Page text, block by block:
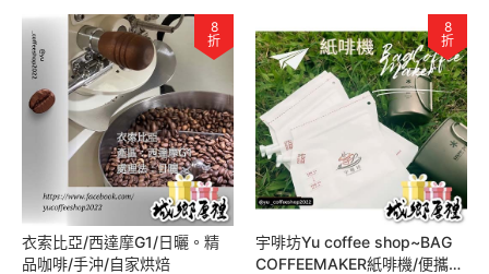
8
折
衣索比亞/西達摩G1/日曬。精
品咖啡/手沖/自家烘焙
8
折
宇啡坊Yu coffee shop~BAG
COFFEEMAKER紙啡機/便攜式